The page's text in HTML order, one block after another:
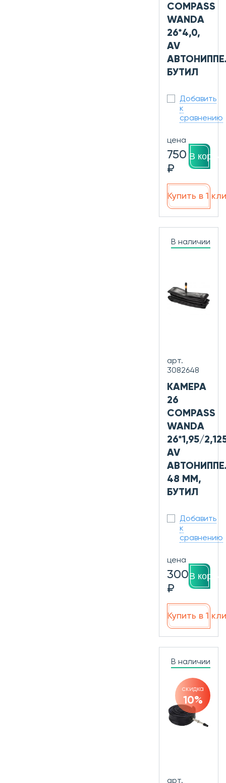
COMPASS
WANDA
26*4,0,
AV
БУТИЛ
Добавить
к
сравнению
цена
750
₽
В
Купить в 1
В наличии
арт.
3082648
КАМЕРА
26
COMPASS
WANDA
26*1,95/
AV
48 ММ,
БУТИЛ
Добавить
к
сравнению
цена
300
₽
В
Купить в 1
В наличии
скидка
10%
арт.